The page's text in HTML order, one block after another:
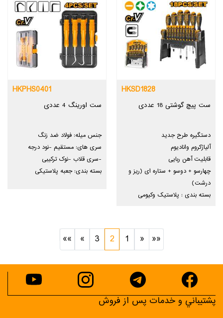
HKSD1828
ست پیچ گوشتی 18 عددی
دستگیره طرح جدید
آلیاژکروم وانادیوم
قابلیت آهن ربایی
چهارسو + دوسو + ستاره ای (ریز و
درشت)
بسته بندی : پلاستیک وکیومی
HKPHS0401
ست اورینگ 4 عددی
جنس میله: فولاد ضد زنگ
سری های: مستقیم -نود درجه
-سری قلاب -نوک ترکیبی
بسته بندی: جعبه پلاستیکی
««
«
1
2
3
»
»»
پشتيباني و خدمات پس از فروش